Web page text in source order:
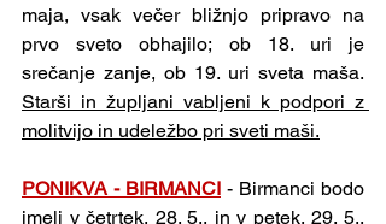
maja, vsak večer bližnjo pripravo na
prvo sveto obhajilo; ob 18. uri je
Starši in župljani vabljeni k podpori z
molitvijo in udeležbo pri sveti maši.
PONIKVA - BIRMANCI - Birmanci bodo
imeli v četrtek, 28. 5., in v petek, 29. 5.,